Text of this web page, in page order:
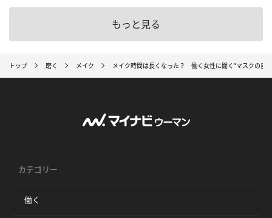
もっと見る
トップ 磨く メイク メイク時間は長くなった？ 働く女性に聞く“マスクの自
カテゴリー
働く